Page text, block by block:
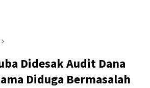
Didesak Audit Dana
Diduga Bermasalah